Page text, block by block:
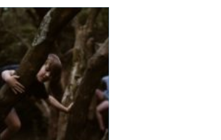
och en rik kultur. För att
navigera den lokala
fastighetsmarknaden p...